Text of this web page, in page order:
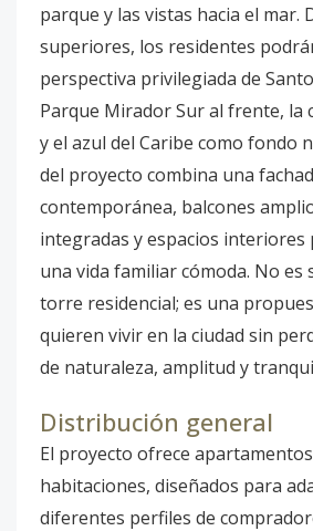
parque y las vistas hacia el mar.
superiores, los residentes
perspectiva privilegiada de
Parque Mirador Sur al frente, la
y el azul del Caribe como fondo
del proyecto combina una
contemporánea, balcones
integradas y espacios interiores
una vida familiar cómoda. No es
torre residencial; es una
quieren vivir en la ciudad sin
de naturaleza, amplitud y
Distribución general
El proyecto ofrece
habitaciones, diseñados para
diferentes perfiles de